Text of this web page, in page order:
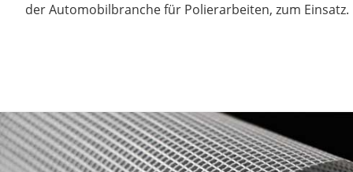
der Automobilbranche für Polierarbeiten, zum Einsatz.